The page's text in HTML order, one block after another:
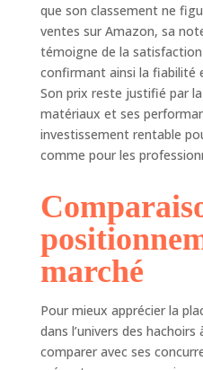
que son classement ne
ventes sur Amazon, sa
témoigne de la
confirmant ainsi la fiabilité
Son prix reste justifié par
matériaux et ses
investissement rentable
comme pour les
marché
Pour mieux apprécier la
dans l’univers des
comparer avec ses